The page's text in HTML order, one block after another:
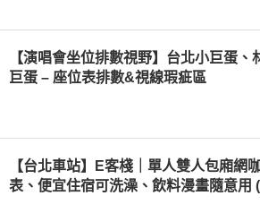
【演唱會坐位排數視野】台北小巨蛋
巨蛋 – 座位表排數&視線瑕疵區
【台北車站】E客棧｜單人雙人包廂網
表、便宜住宿可洗澡、飲料漫畫隨意用